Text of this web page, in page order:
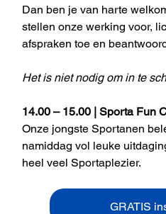
Dan ben je van harte
stellen onze werking voor,
afspraken toe en
Het is niet nodig om in te
14.00 – 15.00 | Sporta Fun
Onze jongste Sportanen
namiddag vol leuke
heel veel Sportaplezier.
GRATIS